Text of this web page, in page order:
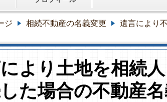
ジ 相続不動産の名義変更 遺言により
より土地を相続
た場合の不動産